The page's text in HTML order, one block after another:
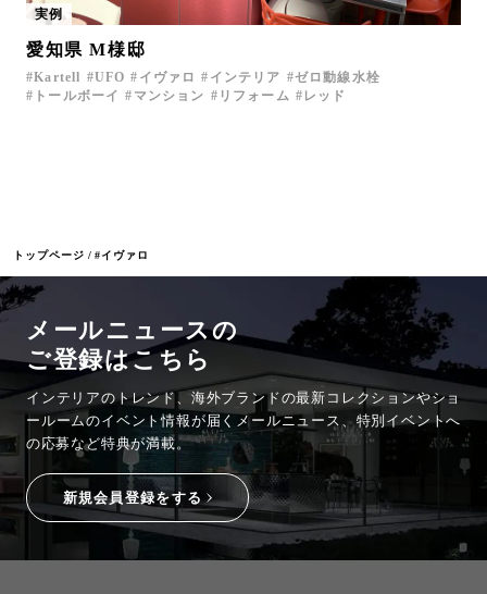
トップページ #イヴァロ
実例
愛知県 M様邸
Kartell UFO イヴァロ インテリア
ゼロ動線水栓
トールボーイ
マンション リフォーム レッド
メールニュースの
ご登録はこちら
インテリアのトレンド、海外ブランドの最新コレクションやショ
ールームのイベント情報が届くメールニュース、特別イベントへ
の応募など特典が満載。
新規会員登録をする